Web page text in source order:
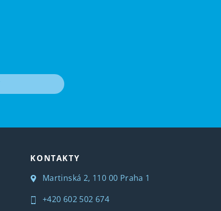
KONTAKTY
Martinská 2, 110 00 Praha 1
+420 602 502 674